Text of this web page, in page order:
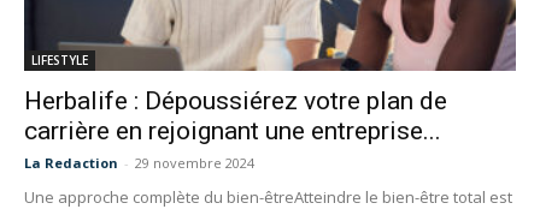
LIFESTYLE
Herbalife : Dépoussiérez votre plan de
carrière en rejoignant une entreprise...
La Redaction - 29 novembre 2024
Une approche complète du bien-être ​Atteindre le bien-être total est